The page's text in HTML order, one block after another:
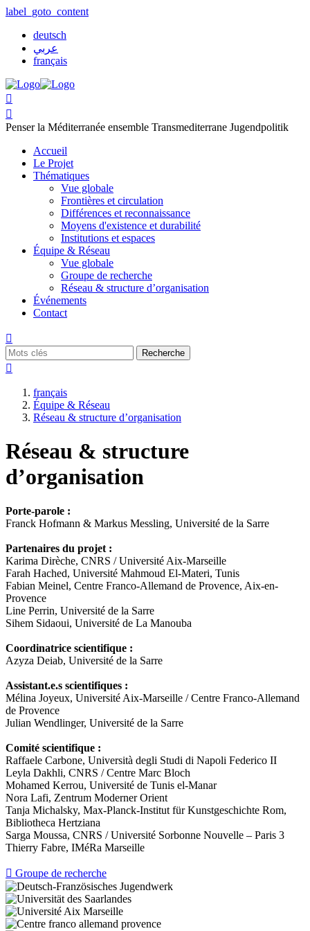
label_goto_content
deutsch
عربي
français


Penser la Méditerranée ensemble Transmediterrane Jugendpolitik
Accueil
Le Projet
Thématiques
Vue globale
Frontières et circulation
Différences et reconnaissance
Moyens d'existence et durabilité
Institutions et espaces
Équipe & Réseau
Vue globale
Groupe de recherche
Réseau & structure d’organisation
Événements
Contact

Recherche

français
Équipe & Réseau
Réseau & structure d’organisation
Réseau & structure
d’organisation
Porte-parole :
Franck Hofmann & Markus Messling, Université de la Sarre
Partenaires du projet :
Karima Dirèche, CNRS / Université Aix-Marseille
Farah Hached, Université Mahmoud El-Materi, Tunis
Fabian Meinel, Centre Franco-Allemand de Provence, Aix-en-
Provence
Line Perrin, Université de la Sarre
Sihem Sidaoui, Université de La Manouba
Coordinatrice scientifique :
Azyza Deiab, Université de la Sarre
Assistant.e.s scientifiques :
Mélina Joyeux, Université Aix-Marseille / Centre Franco-Allemand
de Provence
Julian Wendlinger, Université de la Sarre
Comité scientifique :
Raffaele Carbone, Università degli Studi di Napoli Federico II
Leyla Dakhli, CNRS / Centre Marc Bloch
Mohamed Kerrou, Université de Tunis el-Manar
Nora Lafi, Zentrum Moderner Orient
Tanja Michalsky, Max-Planck-Institut für Kunstgeschichte Rom,
Bibliotheca Hertziana
Sarga Moussa, CNRS / Université Sorbonne Nouvelle – Paris 3
Thierry Fabre, IMéRa Marseille
 Groupe de recherche